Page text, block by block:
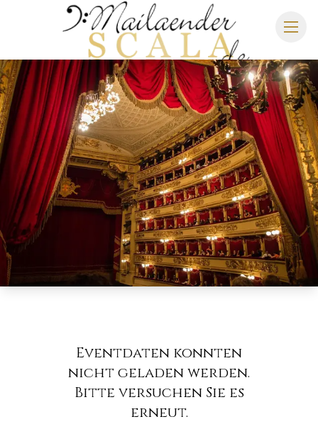
MAILÄNDER SCALA
SPIELPLAN 2026/2027
SITZPLAN HOTELS
Eventdaten konnten
nicht geladen werden.
Bitte versuchen Sie es
erneut.